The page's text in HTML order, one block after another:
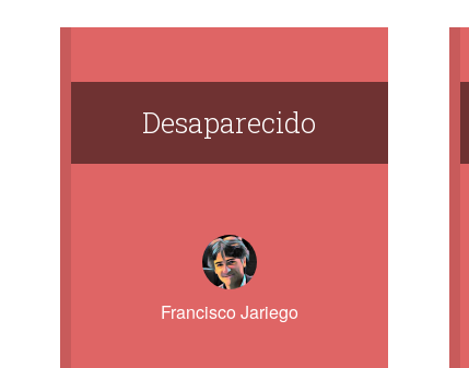
Desaparecido
Francisco Jariego